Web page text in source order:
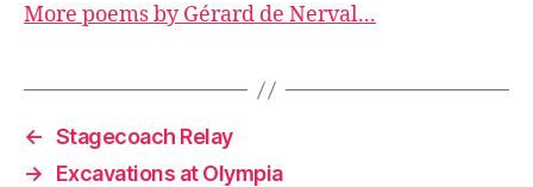
More poems by Gérard de Nerval...
← Stagecoach Relay
→
Excavations at Olympia